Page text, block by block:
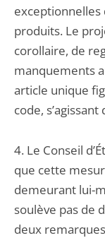
produits. Le
corollaire, de
manquements
article unique
code,
4. Le Conseil
que cette
demeurant lui-
soulève pas de
deux